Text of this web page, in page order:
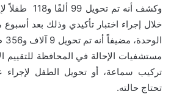
وكشف أنه تم
خلال إجراء اختبار تأكيدي وذلك بعد
مستشفيات الإحالة في المحافظة للتقييم
تركيب سماعة، أو تحويل الطفل لإجراء
تحتاج حالته.